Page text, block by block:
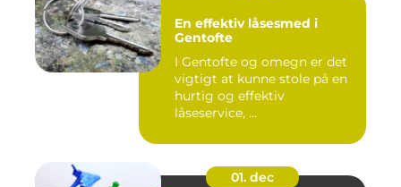
En effektiv låsesmed i
Gentofte
I Gentofte og omegn er det
vigtigt at kunne stole på en
hurtig og effektiv
låseservice, ...
01. dec